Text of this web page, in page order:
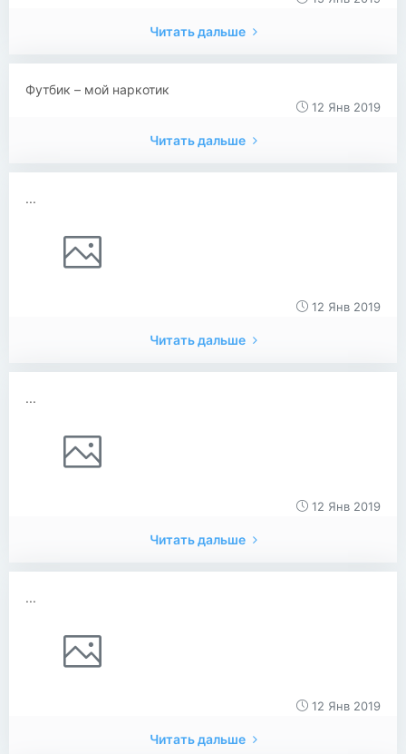
Читать дальше
Футбик – мой наркотик
12 Янв 2019
Читать дальше
...
12 Янв 2019
Читать дальше
...
12 Янв 2019
Читать дальше
...
12 Янв 2019
Читать дальше